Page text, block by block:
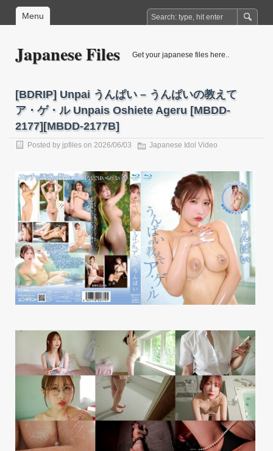
Menu
Japanese Files Get your japanese files here..
[BDRIP] Unpai うんぱい – うんぱいの教えて
ア・ゲ・ル Unpais Oshiete Ageru [MBDD-
2177][MBDD-2177B]
Posted by jpfiles on 2026/06/03 Japanese Idol Video